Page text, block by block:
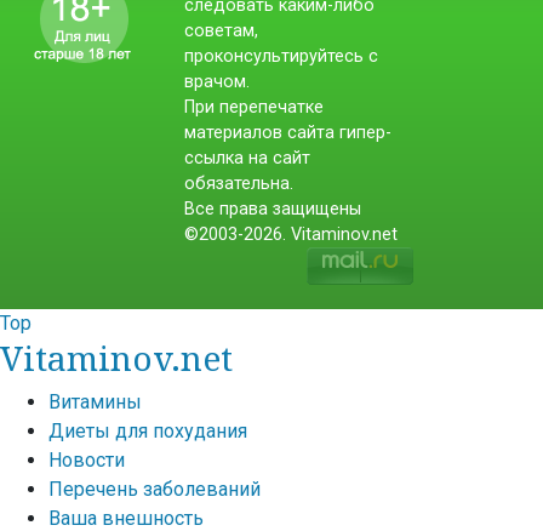
следовать каким-либо
советам,
проконсультируйтесь с
врачом.
При перепечатке
материалов сайта гипер-
ссылка на сайт
обязательна.
Все права защищены
©2003-2026. Vitaminov.net
Top
Vitaminov.net
Витамины
Диеты для похудания
Новости
Перечень заболеваний
Ваша внешность